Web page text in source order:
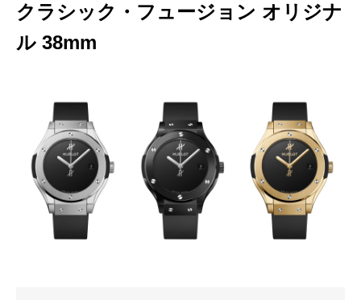
クラシック・フュージョン オリジナ
ル 38mm